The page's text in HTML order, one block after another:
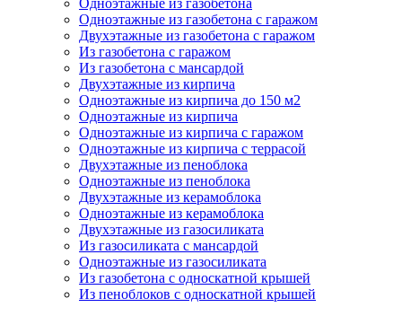
Одноэтажные из газобетона
Одноэтажные из газобетона с гаражом
Двухэтажные из газобетона с гаражом
Из газобетона с гаражом
Из газобетона с мансардой
Двухэтажные из кирпича
Одноэтажные из кирпича до 150 м2
Одноэтажные из кирпича
Одноэтажные из кирпича с гаражом
Одноэтажные из кирпича с террасой
Двухэтажные из пеноблока
Одноэтажные из пеноблока
Двухэтажные из керамоблока
Одноэтажные из керамоблока
Двухэтажные из газосиликата
Из газосиликата с мансардой
Одноэтажные из газосиликата
Из газобетона с односкатной крышей
Из пеноблоков с односкатной крышей